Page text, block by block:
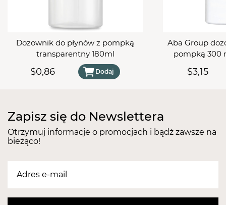
Dozownik do płynów z pompką
transparentny 180ml
$0,86 Dodaj
Aba Group
$3,15
Zapisz się do Newslettera
Otrzymuj informacje o promocjach i bądź zawsze na
bieżąco!